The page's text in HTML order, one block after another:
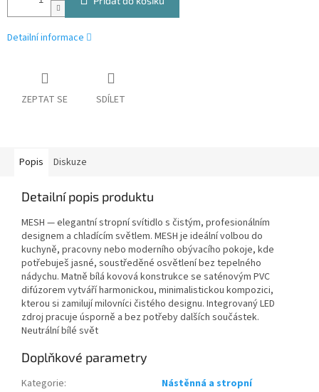
Detailní informace
ZEPTAT SE SDÍLET
Popis Diskuze
Detailní popis produktu
MESH — elegantní stropní svítidlo s čistým, profesionálním
designem a chladícím světlem. MESH je ideální volbou do
kuchyně, pracovny nebo moderního obývacího pokoje, kde
potřebuješ jasné, soustředěné osvětlení bez tepelného
nádychu. Matně bílá kovová konstrukce se saténovým PVC
difúzorem vytváří harmonickou, minimalistickou kompozici,
kterou si zamilují milovníci čistého designu. Integrovaný LED
zdroj pracuje úsporně a bez potřeby dalších součástek.
Neutrální bílé svět
Doplňkové parametry
Kategorie:
Nástěnná a stropní